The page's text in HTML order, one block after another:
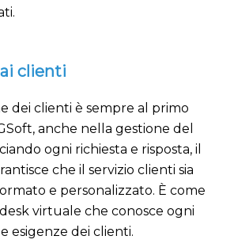
clienti
dei clienti è sempre al primo
anche nella gestione del
ogni richiesta e risposta, il
che il servizio clienti sia
e personalizzato. È come
virtuale che conosce ogni
esigenze dei clienti.